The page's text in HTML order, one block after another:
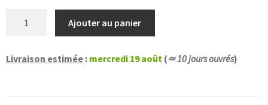
arrière
Ajouter au panier
Livraison estimée : mercredi 19 août (≃ 10 jours ouvrés)